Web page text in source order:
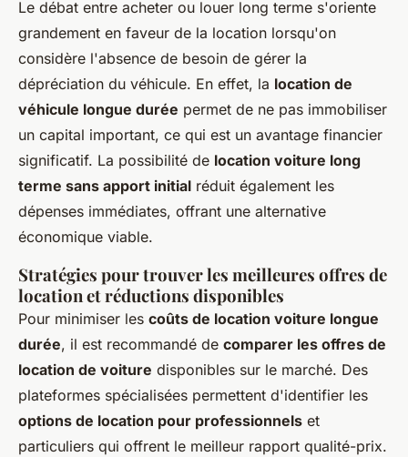
Le débat entre acheter ou louer long terme s'oriente
grandement en faveur de la location lorsqu'on
considère l'absence de besoin de gérer la
dépréciation du véhicule. En effet, la location de
véhicule longue durée permet de ne pas immobiliser
un capital important, ce qui est un avantage financier
significatif. La possibilité de location voiture long
terme sans apport initial réduit également les
dépenses immédiates, offrant une alternative
économique viable.
Stratégies pour trouver les meilleures offres de
location et réductions disponibles
Pour minimiser les coûts de location voiture longue
durée, il est recommandé de comparer les offres de
location de voiture disponibles sur le marché. Des
plateformes spécialisées permettent d'identifier les
options de location pour professionnels et
particuliers qui offrent le meilleur rapport qualité-prix.